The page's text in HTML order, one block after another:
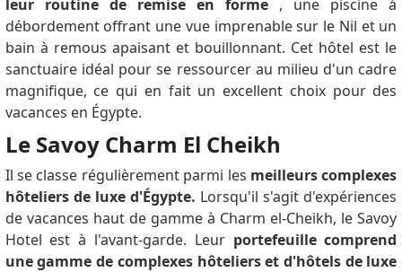
leur routine de remise en forme , une piscine à
débordement offrant une vue imprenable sur le Nil et un
bain à remous apaisant et bouillonnant. Cet hôtel est le
sanctuaire idéal pour se ressourcer au milieu d'un cadre
magnifique, ce qui en fait un excellent choix pour des
vacances en Égypte.
Le Savoy Charm El Cheikh
Il se classe régulièrement parmi les meilleurs complexes
hôteliers de luxe d'Égypte. Lorsqu'il s'agit d'expériences
de vacances haut de gamme à Charm el-Cheikh, le Savoy
Hotel est à l'avant-garde. Leur portefeuille comprend
une gamme de complexes hôteliers et d'hôtels de luxe